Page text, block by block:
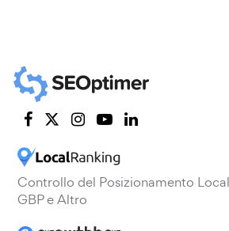
Controllo del Posizionamento
GBP e Altro